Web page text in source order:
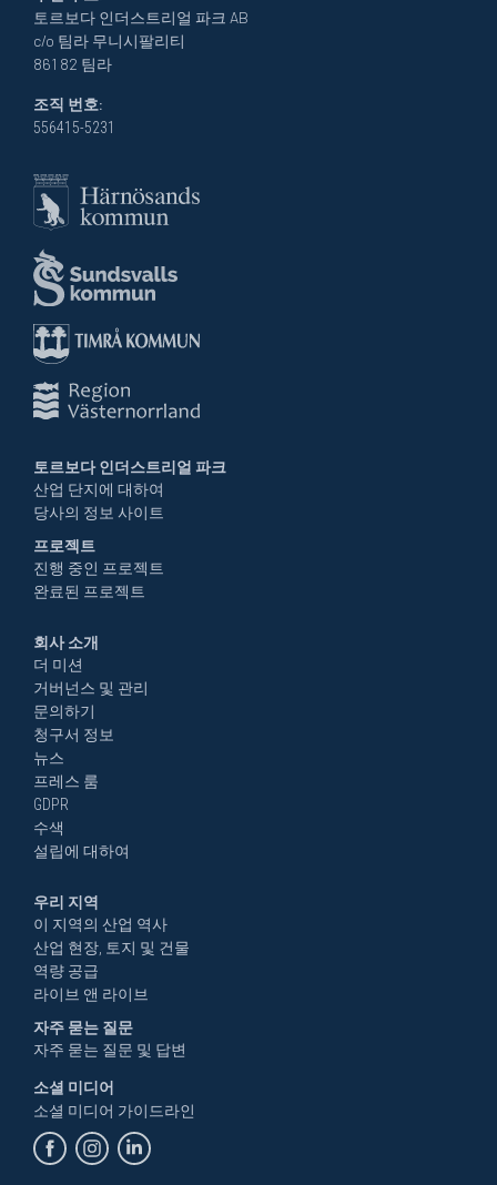
토르보다 인더스트리얼 파크 AB
c/o 팀라 무니시팔리티
861 82 팀라
조직 번호:
556415-5231
토르보다 인더스트리얼 파크
산업 단지에 대하여
당사의 정보 사이트
프로젝트
진행 중인 프로젝트
완료된 프로젝트
회사 소개
더 미션
거버넌스 및 관리
문의하기
청구서 정보
뉴스
프레스 룸
GDPR
수색
설립에 대하여
우리 지역
이 지역의 산업 역사
산업 현장, 토지 및 건물
역량 공급
라이브 앤 라이브
자주 묻는 질문
자주 묻는 질문 및 답변
소셜 미디어
소셜 미디어 가이드라인